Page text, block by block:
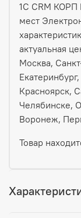
1С CRM КОРП
мест
актуальная
Москва,
Красноярск,
Челябинске,
Воронеж,
Товар